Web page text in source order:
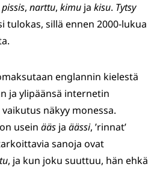
pissis, narttu, kimu ja kisu. Tytsy
tulokas, sillä ennen 2000-lukua
englannin kielestä
ja ylipäänsä internetin
näkyy monessa.
usein ääs ja äässi, ’rinnat’
tarkoittavia sanoja ovat
, ja kun joku suuttuu, hän ehkä